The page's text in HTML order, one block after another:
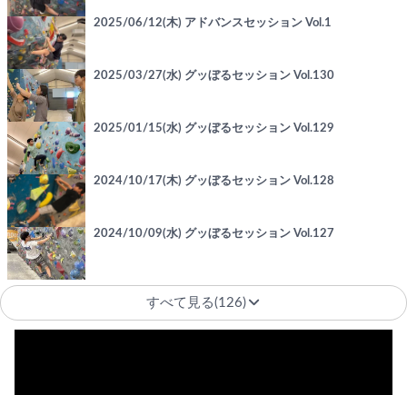
2025/06/12(木) アドバンスセッション Vol.1
2025/03/27(水) グッぼるセッション Vol.130
2025/01/15(水) グッぼるセッション Vol.129
2024/10/17(木) グッぼるセッション Vol.128
2024/10/09(水) グッぼるセッション Vol.127
すべて見る(126)